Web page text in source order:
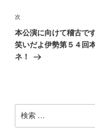
ゲ
ー
シ
ョ
稿
次
の
投
稿
次
本公演に向けて稽古で
笑いだよ伊勢第５４回
ネ！
索: